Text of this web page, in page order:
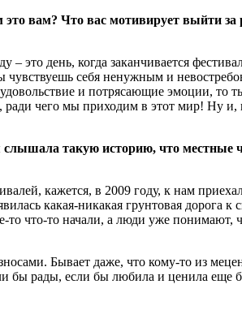
вам? Что вас мотивирует выйти за
это день, когда заканчивается
чувствуешь себя ненужным и
и потрясающие эмоции, то
ради чего мы приходим в этот мир! Ну
слышала такую историю, что
кажется, в 2009 году, к нам
какая-никакая грунтовая дорога
что-то начали, а люди уже понимают,
Бывает даже, что кому-то из
бы рады, если бы любила и ценила еще